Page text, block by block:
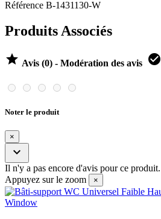
Référence B-1431130-W
Produits Associés
 Avis (0) - Modération des avis 
Noter le produit
×

Il n'y a pas encore d'avis pour ce produit.
Appuyez sur le zoom
×